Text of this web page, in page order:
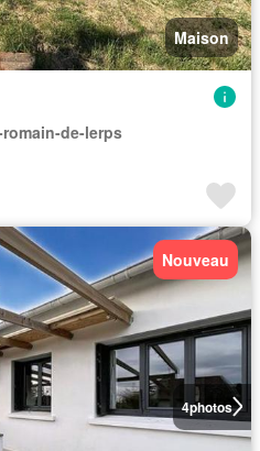
Maison
de-lerps
4photos
Nouveau